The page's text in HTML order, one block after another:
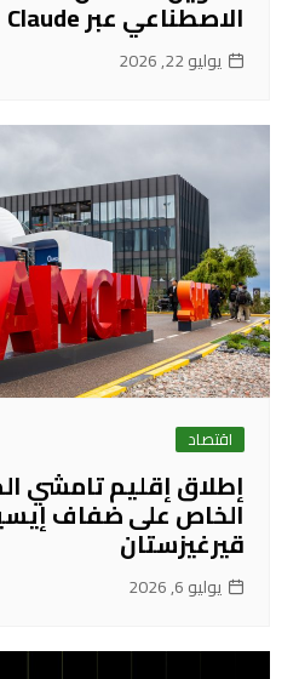
الاصطناعي عبر Claude
يوليو 22, 2026
اقتصاد
إطلاق إقليم تامشي
الخاص على ضفاف
قيرغيزستان
يوليو 6, 2026